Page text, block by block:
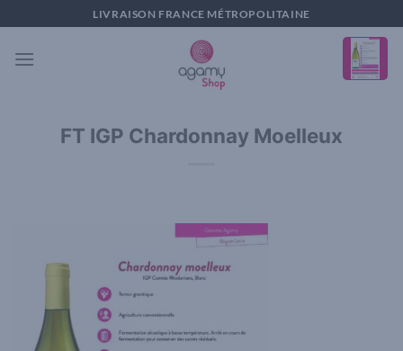
au
contenu
LIVRAISON FRANCE MÉTROPOLITAINE
FT IGP Chardonnay Moelleux